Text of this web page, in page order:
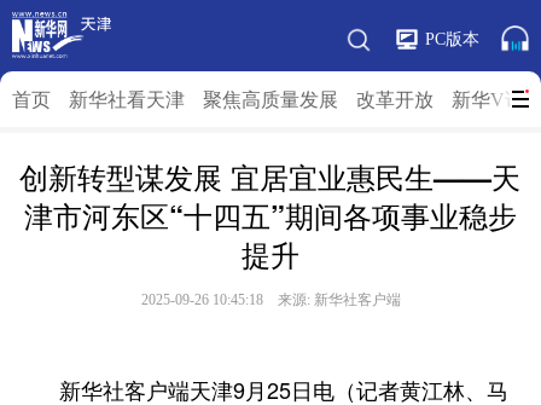
PC版本
首页 新华社看天津 聚焦高质量发展 改革开放 新华V访
创新转型谋发展 宜居宜业惠民生——天
津市河东区“十四五”期间各项事业稳步
提升
2025-09-26 10:45:18 来源: 新华社客户端
新华社客户端天津9月25日电（记者黄江林、马